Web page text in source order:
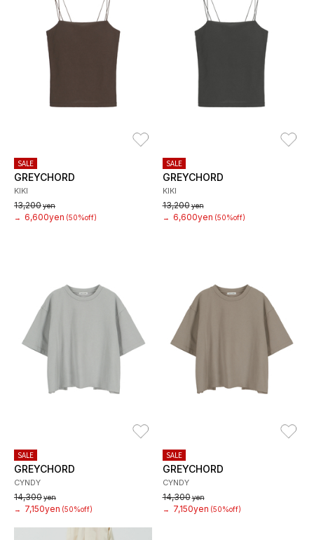
SALE
GREYCHORD
KIKI
13,200yen
→ 6,600yen (50%off)
SALE
GREYCHORD
KIKI
13,200yen
→ 6,600yen (50%off)
SALE
GREYCHORD
CYNDY
14,300yen
→
7,150yen (50%off)
SALE
GREYCHORD
CYNDY
14,300yen
→
7,150yen (50%off)